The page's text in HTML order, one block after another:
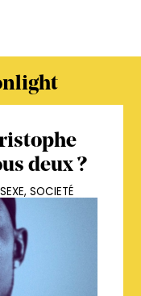
deux ?
SEXE, SOCIETÉ